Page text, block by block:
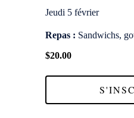
Jeudi 5 février
Repas : Sandwichs,
$20.00